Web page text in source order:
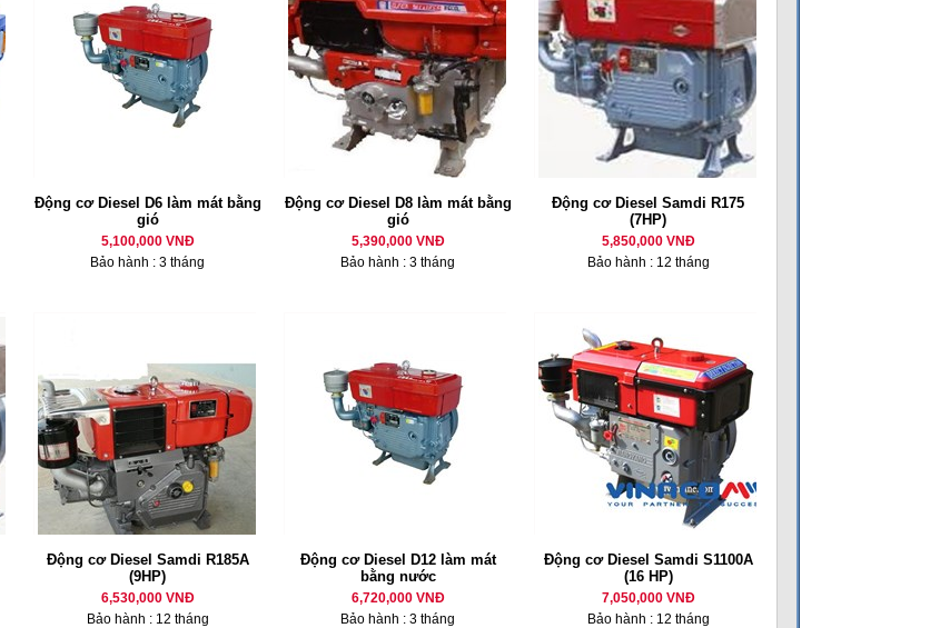
Động cơ Diesel D6 làm mát bằng
gió
5,100,000 VNĐ
Bảo hành : 3 tháng
Động cơ Diesel D8 làm mát bằng
gió
5,390,000 VNĐ
Bảo hành : 3 tháng
Động cơ Diesel Samdi R175
(7HP)
5,850,000 VNĐ
Bảo hành : 12 tháng
Động cơ Diesel Samdi R185A
(9HP)
6,530,000 VNĐ
Bảo hành : 12 tháng
Động cơ Diesel D12 làm mát
bằng nước
6,720,000 VNĐ
Bảo hành : 3 tháng
Động cơ Diesel Samdi S1100A
(16 HP)
7,050,000 VNĐ
Bảo hành : 12 tháng